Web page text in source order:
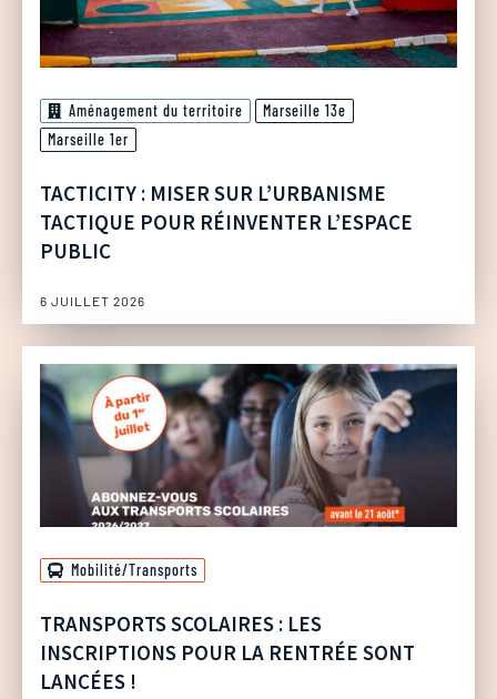
Aménagement du territoire
Marseille 13e
Marseille 1er
TACTICITY : MISER SUR L’URBANISME
TACTIQUE POUR RÉINVENTER L’ESPACE
PUBLIC
6 JUILLET 2026
Mobilité/Transports
TRANSPORTS SCOLAIRES : LES
INSCRIPTIONS POUR LA RENTRÉE SONT
LANCÉES !